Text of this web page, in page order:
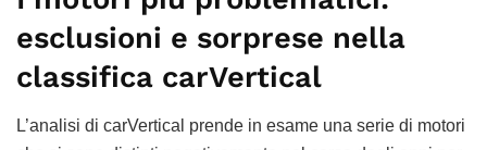
esclusioni e sorprese nella
classifica carVertical
L’analisi di carVertical prende in esame una serie di motori